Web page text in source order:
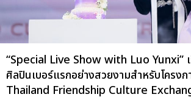
“Special Live Show with Luo Yunxi” เ
ศิลปินเบอร์แรกอย่างสวยงามสำหรับโครงก
Thailand Friendship Culture